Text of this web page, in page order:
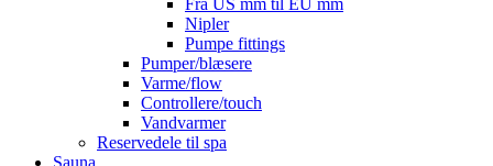
Fra US mm til EU mm
Nipler
Pumpe fittings
Pumper/blæsere
Varme/flow
Controllere/touch
Vandvarmer
Reservedele til spa
Sauna